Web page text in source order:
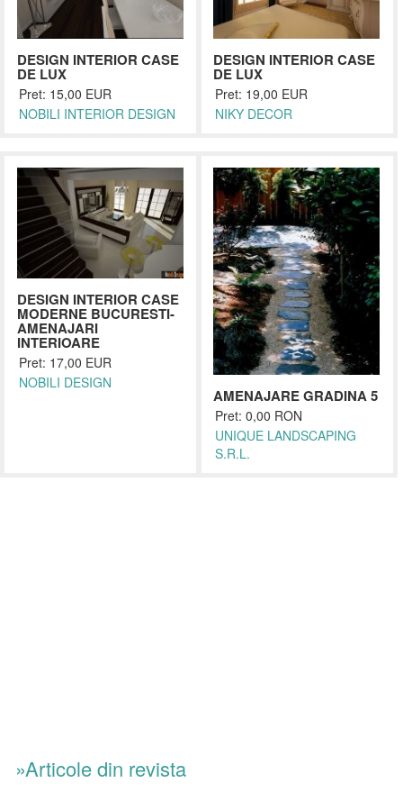
DESIGN INTERIOR CASE
DE LUX
Pret: 15,00 EUR
NOBILI INTERIOR DESIGN
DESIGN INTERIOR CASE
DE LUX
Pret: 19,00 EUR
NIKY DECOR
DESIGN INTERIOR CASE
MODERNE BUCURESTI-
AMENAJARI
INTERIOARE
Pret: 17,00 EUR
NOBILI DESIGN
AMENAJARE GRADINA 5
Pret: 0,00 RON
UNIQUE LANDSCAPING
S.R.L.
»Articole din revista